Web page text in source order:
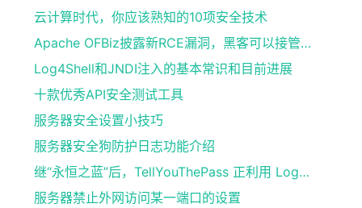
云计算时代，你应该熟知的10项安全技术
Apache OFBiz披露新RCE漏洞，黑客可以接管ERP系统
Log4Shell和JNDI注入的基本常识和目前进展
十款优秀API安全测试工具
服务器安全设置小技巧
服务器安全狗防护日志功能介绍
继“永恒之蓝”后，TellYouThePass 正利用 Log4Shell卷土重来
服务器禁止外网访问某一端口的设置